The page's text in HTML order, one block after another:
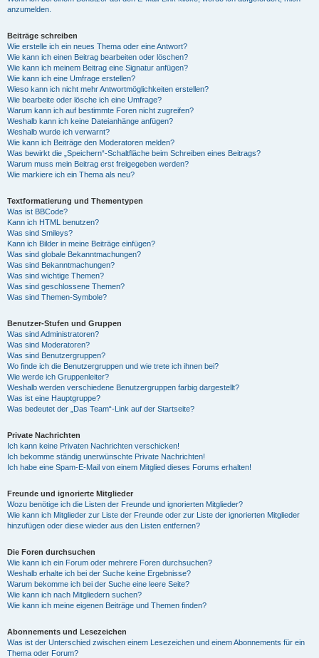
anzumelden.
Beiträge schreiben
Wie erstelle ich ein neues Thema oder eine Antwort?
Wie kann ich einen Beitrag bearbeiten oder löschen?
Wie kann ich meinem Beitrag eine Signatur anfügen?
Wie kann ich eine Umfrage erstellen?
Wieso kann ich nicht mehr Antwortmöglichkeiten erstellen?
Wie bearbeite oder lösche ich eine Umfrage?
Warum kann ich auf bestimmte Foren nicht zugreifen?
Weshalb kann ich keine Dateianhänge anfügen?
Weshalb wurde ich verwarnt?
Wie kann ich Beiträge den Moderatoren melden?
Was bewirkt die „Speichern“-Schaltfläche beim Schreiben eines Beitrags?
Warum muss mein Beitrag erst freigegeben werden?
Wie markiere ich ein Thema als neu?
Textformatierung und Thementypen
Was ist BBCode?
Kann ich HTML benutzen?
Was sind Smileys?
Kann ich Bilder in meine Beiträge einfügen?
Was sind globale Bekanntmachungen?
Was sind Bekanntmachungen?
Was sind wichtige Themen?
Was sind geschlossene Themen?
Was sind Themen-Symbole?
Benutzer-Stufen und Gruppen
Was sind Administratoren?
Was sind Moderatoren?
Was sind Benutzergruppen?
Wo finde ich die Benutzergruppen und wie trete ich ihnen bei?
Wie werde ich Gruppenleiter?
Weshalb werden verschiedene Benutzergruppen farbig dargestellt?
Was ist eine Hauptgruppe?
Was bedeutet der „Das Team“-Link auf der Startseite?
Private Nachrichten
Ich kann keine Privaten Nachrichten verschicken!
Ich bekomme ständig unerwünschte Private Nachrichten!
Ich habe eine Spam-E-Mail von einem Mitglied dieses Forums erhalten!
Freunde und ignorierte Mitglieder
Wozu benötige ich die Listen der Freunde und ignorierten Mitglieder?
Wie kann ich Mitglieder zur Liste der Freunde oder zur Liste der ignorierten Mitglieder
hinzufügen oder diese wieder aus den Listen entfernen?
Die Foren durchsuchen
Wie kann ich ein Forum oder mehrere Foren durchsuchen?
Weshalb erhalte ich bei der Suche keine Ergebnisse?
Warum bekomme ich bei der Suche eine leere Seite?
Wie kann ich nach Mitgliedern suchen?
Wie kann ich meine eigenen Beiträge und Themen finden?
Abonnements und Lesezeichen
Was ist der Unterschied zwischen einem Lesezeichen und einem Abonnements für ein
Thema oder Forum?